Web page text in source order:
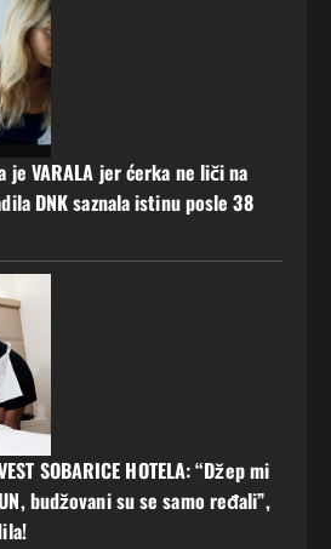
je VARALA jer ćerka ne liči na
DNK saznala istinu posle 38
SOBARICE HOTELA: “Džep mi
budžovani su se samo ređali”,